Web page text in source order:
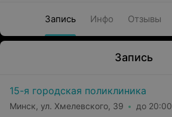
Запись Инфо Отзывы
Запись
15-я городская поликлиника
Минск, ул. Хмелевского, 39 до 20:00